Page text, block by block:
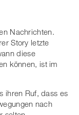
Nachrichten.
Story letzte
diese
können, ist im
ihren Ruf, dass es
nach